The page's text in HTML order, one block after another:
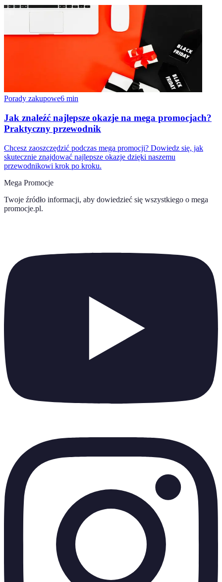
Porady zakupowe6 min
Jak znaleźć najlepsze okazje na mega promocjach?
Praktyczny przewodnik
Chcesz zaoszczędzić podczas mega promocji? Dowiedz się, jak
skutecznie znajdować najlepsze okazje dzięki naszemu
przewodnikowi krok po kroku.
Mega Promocje
Twoje źródło informacji, aby dowiedzieć się wszystkiego o mega
promocje.pl.